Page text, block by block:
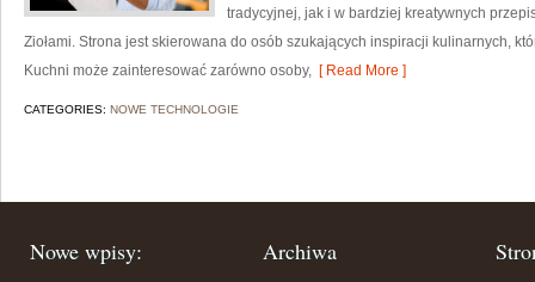
tradycyjnej, jak i w bardziej kreatywnych
Ziołami. Strona jest skierowana do osób szukających inspiracji kulinarnych,
Kuchni może zainteresować zarówno osoby, [ Read More ]
CATEGORIES: NOWE TECHNOLOGIE
Nowe wpisy: Archiwa